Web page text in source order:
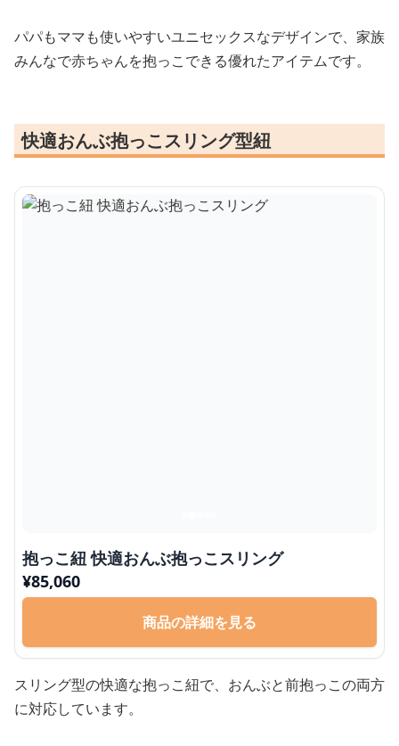
パパもママも使いやすいユニセックスなデザインで、家族
みんなで赤ちゃんを抱っこできる優れたアイテムです。
快適おんぶ抱っこスリング型紐
抱っこ紐 快適おんぶ抱っこスリング
¥85,060
商品の詳細を見る
スリング型の快適な抱っこ紐で、おんぶと前抱っこの両方
に対応しています。